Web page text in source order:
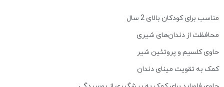
مناسب برای کودکان بالای 2 سال
محافظت از دندان‌های شیری
حاوی کلسیم و پروتئین شیر
کمک به تقویت مینای دندان